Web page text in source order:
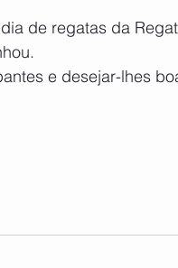
de regatas da
e desejar-lhes